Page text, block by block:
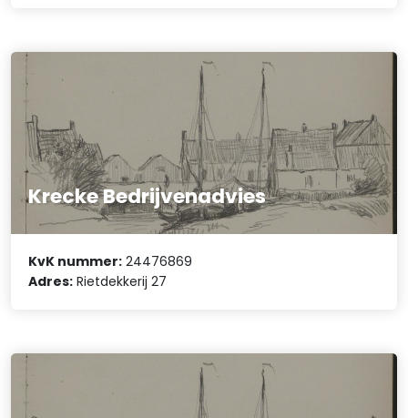
Krecke Bedrijvenadvies
KvK nummer: 24476869
Adres: Rietdekkerij 27